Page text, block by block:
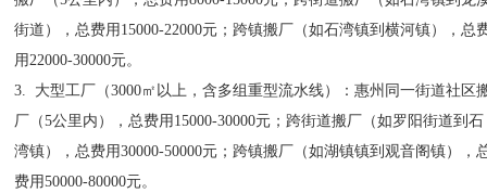
街道），总费用15000-22000元；跨镇搬厂（如石湾镇到横河镇），总
用22000-30000元。
3. 大型工厂（3000㎡以上，含多组重型流水线）：惠州同一街道社区
厂（5公里内），总费用15000-30000元；跨街道搬厂（如罗阳街道到石
湾镇），总费用30000-50000元；跨镇搬厂（如湖镇镇到观音阁镇），
费用50000-80000元。